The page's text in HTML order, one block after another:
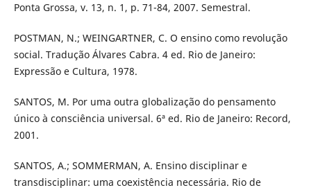
Ponta Grossa, v. 13, n. 1, p. 71-84, 2007. Semestral.
POSTMAN, N.; WEINGARTNER, C. O ensino como revolução
social. Tradução Álvares Cabra. 4 ed. Rio de Janeiro:
Expressão e Cultura, 1978.
SANTOS, M. Por uma outra globalização do pensamento
único à consciência universal. 6ª ed. Rio de Janeiro: Record,
2001.
SANTOS, A.; SOMMERMAN, A. Ensino disciplinar e
transdisciplinar: uma coexistência necessária. Rio de